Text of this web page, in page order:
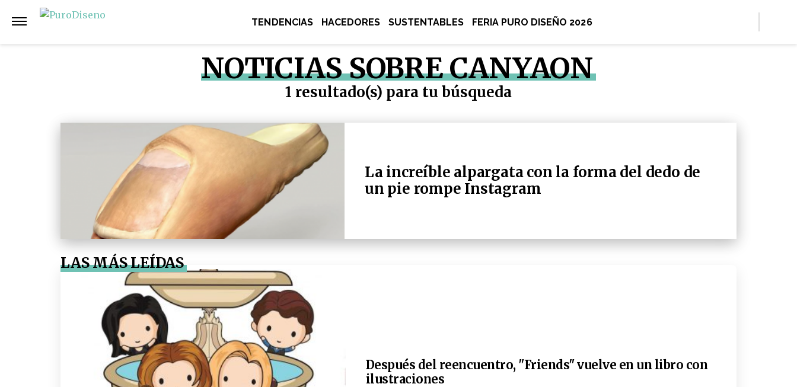
TENDENCIAS HACEDORES SUSTENTABLES FERIA PURO DISEÑO 2026
NOTICIAS SOBRE CANYAON
1 resultado(s) para tu búsqueda
La increíble alpargata con la forma del dedo de
un pie rompe Instagram
LAS MÁS LEÍDAS
Después del reencuentro, "Friends" vuelve en un libro con
ilustraciones